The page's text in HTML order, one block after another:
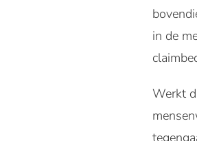
in de
Werkt